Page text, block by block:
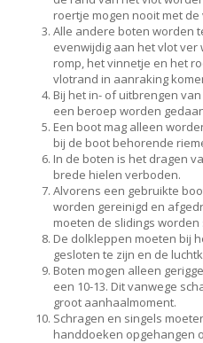
roertje mogen nooit met
Alle andere boten worden
evenwijdig aan het vlot ver
romp, het vinnetje en het
vlotrand in aanraking
Bij het in- of uitbrengen
een beroep worden
Een boot mag alleen
bij de boot behorende
In de boten is het dragen
brede hielen verboden.
Alvorens een gebruikte
worden gereinigd en
moeten de slidings worden
De dolkleppen moeten bij
gesloten te zijn en de
Boten mogen alleen
een 10-13. Dit vanwege
groot aanhaalmoment.
Schragen en singels
handdoeken opgehangen